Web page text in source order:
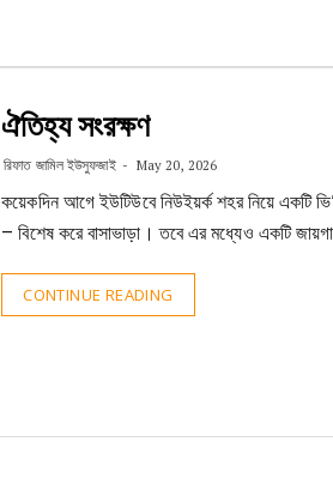
ঐতিহ্য সংরক্ষণ
রিফাত জামিল ইউসুফজাই May 20, 2026
কয়েকদিন আগে ইউটিউবে নিউইয়র্ক শহর নিয়ে একটি
– বিশেষ করে বাসাভাড়া। তবে এর মধ্যেও একটি
CONTINUE READING